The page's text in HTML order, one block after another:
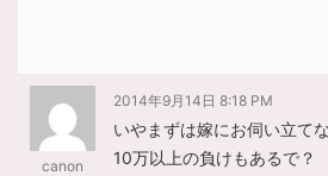
canon
2014年9月14日 8:18 PM
いやまずは嫁にお伺い立て
10万以上の負けもあるで？